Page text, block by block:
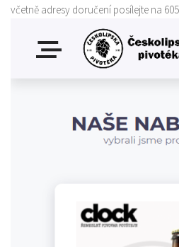
včetně adresy doručení posílejte na